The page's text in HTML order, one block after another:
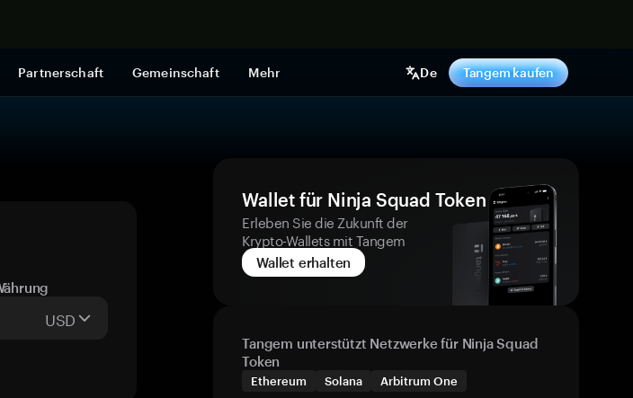
Partnerschaft Gemeinschaft Mehr De Tangem kaufen
USD
Wallet für Ninja Squad Token
Erleben Sie die Zukunft der
Krypto-Wallets mit Tangem
Wallet erhalten
Tangem unterstützt Netzwerke für Ninja Squad
Token
Ethereum Solana Arbitrum One